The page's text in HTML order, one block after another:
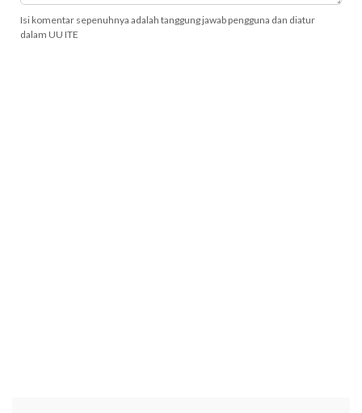
Isi komentar sepenuhnya adalah tanggung jawab pengguna dan diatur
dalam UU ITE